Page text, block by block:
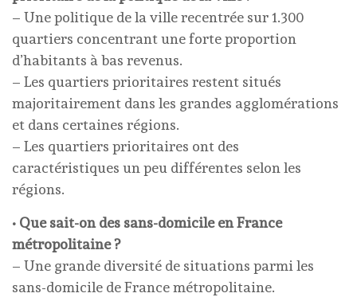
– Une politique de la ville recentrée sur 1.300
quartiers concentrant une forte proportion
d’habitants à bas revenus.
– Les quartiers prioritaires restent situés
majoritairement dans les grandes agglomérations
et dans certaines régions.
– Les quartiers prioritaires ont des
caractéristiques un peu différentes selon les
régions.
• Que sait-on des sans-domicile en France
métropolitaine ?
– Une grande diversité de situations parmi les
sans-domicile de France métropolitaine.